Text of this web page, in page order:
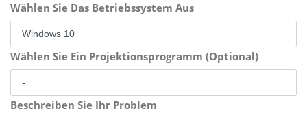
Wählen Sie Das Betriebssystem Aus
Wählen Sie Ein Projektionsprogramm (Optional)
Beschreiben Sie Ihr Problem